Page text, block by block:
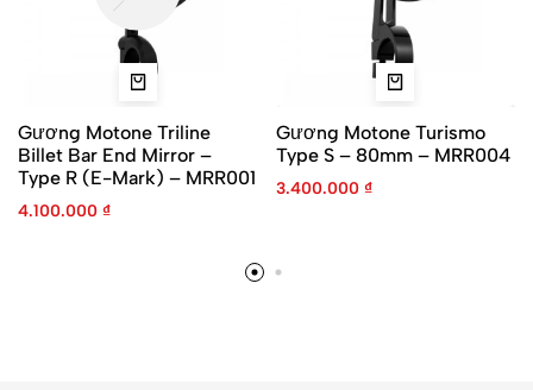
Gương Motone Triline
Billet Bar End Mirror –
Type R (E-Mark) – MRR001
4.100.000 ₫
Gương Motone Turismo
Type S – 80mm – MRR004
3.400.000 ₫